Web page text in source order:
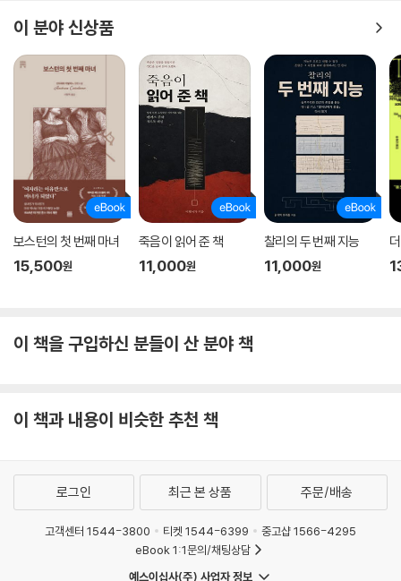
처벌, 그리고 이상적 여성상을 둘러싼 근대적 통제의 구조를 날카롭게 그
려 냈다.
일기, 편지, 신문 기사?근대적 기록의 형식으로 형상화한 공포
『드라큘라』는 형식 또한 내용만큼이나 혁신적이다. 조너선 하커의 일기에
서 시작해 등장인물들이 주고받는 편지, 신문 기사, 전보, 항해 일지, 축음
기 녹음 일기에 이르기까지, 다양한 형식의 문서들이 겹겹이 쌓이며 드라
큘라라는 실체에 조금씩 다가가는 구조는 탐정 소설의 긴박감과 증언 문학
의 사실성을 동시에 구현하면서 공포를 실감 나게 전달한다. 각각의 서술
야기의 전모를 스스로 재구성하게 된다. 편지와 타자기, 축음기 등 당대의
을 추적하는 장면은, 이 소설이 단순한 괴물 사냥의 이야기가 아니라 근대
된다. 이렇듯 『드라큘라』는 고정된 의미의 고전이 아니라, 시대마다 다른
이 분야 신상품
보스턴의 첫 번째 마녀
15,500원
죽음이 읽어 준 책
11,000원
찰리의 두 번째 지능
11,000원
이 책을 구입하신 분들이 산 분야 책
이 책과 내용이 비슷한 추천 책
로그인 최근 본 상품 주문/배송
고객센터 1544-3800 티켓 1544-6399
중고샵 1566-4295
eBook 1:1문의/채팅상담
예스이십사(주) 사업자 정보